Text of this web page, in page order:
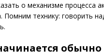
о механизме процесса
Помним технику: говорить
обычно